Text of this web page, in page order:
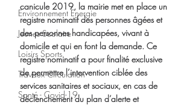
Environnement Energie
Jeunes Scolaire
Loisirs Sports
Travaux Circulation
Santé - Covid-19
canicule 2019, la mairie met en place un
registre nominatif des personnes âgées et
des personnes handicapées, vivant à
domicile et qui en font la demande. Ce
registre nominatif a pour finalité exclusive
de permettre l’intervention ciblée des
services sanitaires et sociaux, en cas de
déclenchement du plan d’alerte et